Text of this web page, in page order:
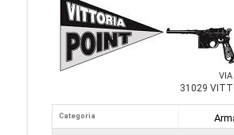
31029
Categoria